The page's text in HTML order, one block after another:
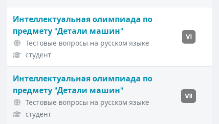
Интеллектуальная олимпиада по
предмету "Детали машин"
Тестовые вопросы на русском языке
студент
VI
Интеллектуальная олимпиада по
предмету "Детали машин"
Тестовые вопросы на русском языке
студент
VII